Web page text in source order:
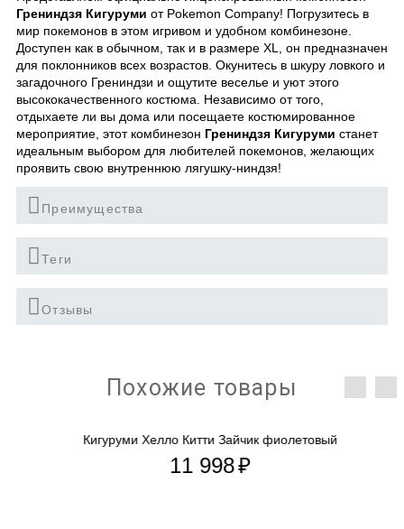
Грениндзя Кигуруми от Pokemon Company! Погрузитесь в
мир покемонов в этом игривом и удобном комбинезоне.
Доступен как в обычном, так и в размере XL, он предназначен
для поклонников всех возрастов. Окунитесь в шкуру ловкого и
загадочного Грениндзи и ощутите веселье и уют этого
высококачественного костюма. Независимо от того,
отдыхаете ли вы дома или посещаете костюмированное
мероприятие, этот комбинезон Грениндзя Кигуруми станет
идеальным выбором для любителей покемонов, желающих
проявить свою внутреннюю лягушку-ниндзя!
Преимущества
Теги
Отзывы
Похожие товары
Кигуруми Хелло Китти Зайчик фиолетовый
11 998₽